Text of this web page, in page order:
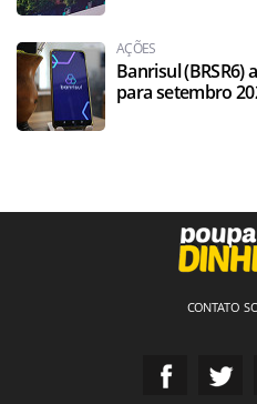
AÇÕES
Banrisul (BRSR6)
para setembro
CONTATO